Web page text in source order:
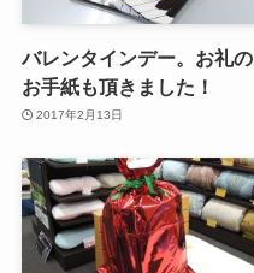
バレンタインデー。お礼の
お手紙も頂きました！
2017年2月13日